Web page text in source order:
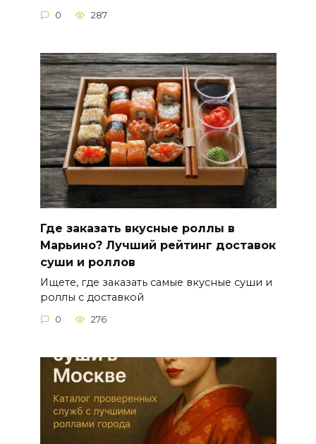
0 287
Где заказать вкусные роллы в
Марьино? Лучший рейтинг доставок
суши и роллов
Ищете, где заказать самые вкусные суши и
роллы с доставкой
0 276